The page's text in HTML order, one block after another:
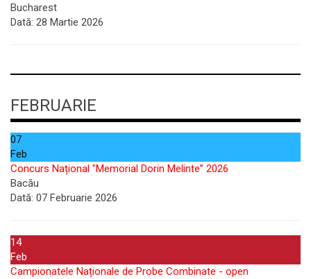
Bucharest
Dată: 28 Martie 2026
FEBRUARIE
07
Feb
Concurs Național "Memorial Dorin Melinte” 2026
Bacău
Dată: 07 Februarie 2026
14
Feb
Campionatele Naționale de Probe Combinate - open